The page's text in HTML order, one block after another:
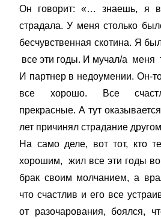
Он говорит: «… знаешь, я
страдала. У меня столько
бесчувственная скотина. Я
все эти годы. И мучал/а меня
И партнер в недоумении. Он-
все хорошо. Все
прекрасные. А тут
лет причинял страдание
На само деле, вот тот, кто
хорошим, жил все эти годы
брак своим молчанием, а
что счастлив и его все
от разочарования, боялся,